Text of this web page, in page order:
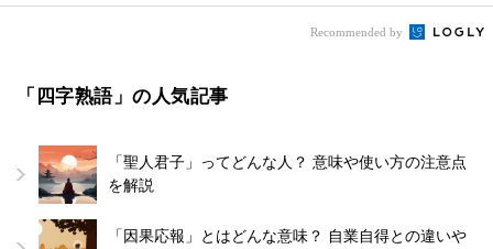
Recommended by
「四字熟語」の人気記事
「聖人君子」ってどんな人？ 意味や使い方の注意点
を解説
「因果応報」とはどんな意味？ 自業自得との違いや